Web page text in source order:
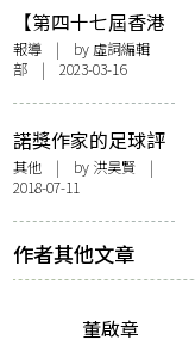
【第四十七屆香港
國際電影節】鬼才
導演伊丹十三全
展 十部經典作全
新修復
報導 | by 虛詞編輯
部 | 2023-03-16
諾獎作家的足球評
述︰卡繆無錢買球
鞋 莫言踢過門將
其他 | by 洪昊賢 |
2018-07-11
作者其他文章
董啟章